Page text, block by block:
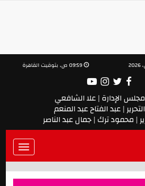
الإدارة | علا الشافعي
| عبد الفتاح عبد المنعم
| محمود ترك | جمال عبد الناصر
Toggle